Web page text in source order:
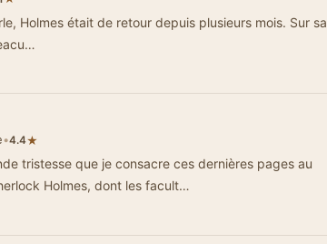
Holmes était de retour depuis plusieurs mois. Sur sa
•4.4★
tristesse que je consacre ces dernières pages au
Holmes, dont les facult…